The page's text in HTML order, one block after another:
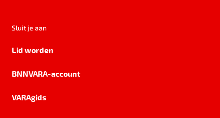
Sluit je aan
Lid worden
BNNVARA-account
VARAgids